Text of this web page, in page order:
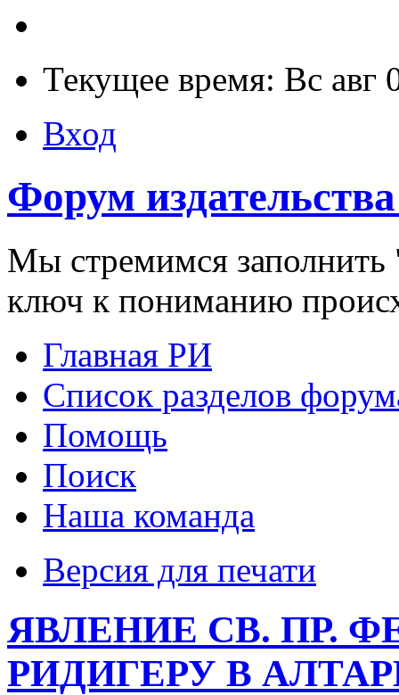
Текущее время: Вс авг
Вход
Форум
Мы стремимся заполнить
ключ к пониманию
Главная РИ
Список разделов
Помощь
Поиск
Наша команда
Версия для печати
ЯВЛЕНИЕ СВ. ПР.
РИДИГЕРУ В